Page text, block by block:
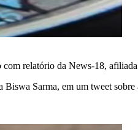
relatório da News-18,
Sarma, em um tweet